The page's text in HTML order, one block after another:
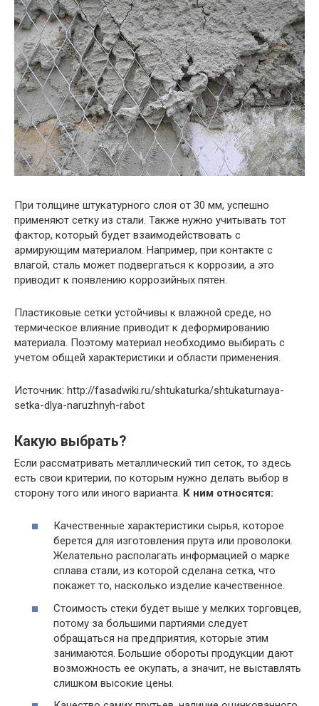
При толщине штукатурного слоя от 30 мм, успешно
применяют сетку из стали. Также нужно учитывать тот
фактор, который будет взаимодействовать с
армирующим материалом. Например, при контакте с
влагой, сталь может подвергаться к коррозии, а это
приводит к появлению коррозийных пятен.
Пластиковые сетки устойчивы к влажной среде, но
термическое влияние приводит к деформированию
материала. Поэтому материал необходимо выбирать с
учетом общей характеристики и области применения.
Источник: http://fasadwiki.ru/shtukaturka/shtukaturnaya-
setka-dlya-naruzhnyh-rabot
Какую выбрать?
Если рассматривать металлический тип сеток, то здесь
есть свои критерии, по которым нужно делать выбор в
сторону того или иного варианта. К ним относятся:
Качественные характеристики сырья, которое
берется для изготовления прута или проволоки.
Желательно располагать информацией о марке
сплава стали, из которой сделана сетка, что
покажет то, насколько изделие качественное.
Стоимость стеки будет выше у мелких торговцев,
потому за большими партиями следует
обращаться на предприятия, которые этим
занимаются. Большие обороты продукции дают
возможность ее окупать, а значит, не выставлять
слишком высокие цены.